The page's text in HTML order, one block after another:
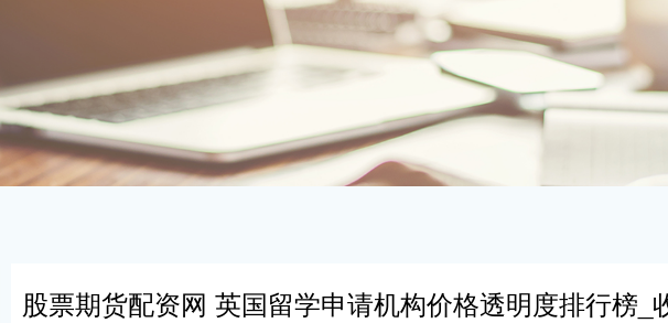
股票期货配资网 英国留学申请机构价格透明度排行榜_